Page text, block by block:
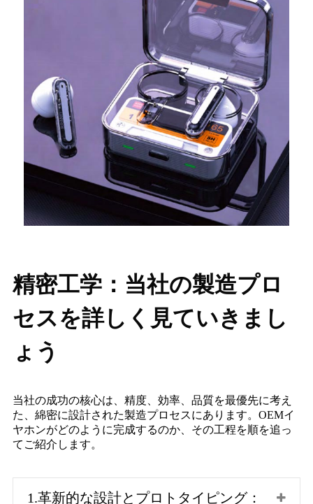
精密工学：当社の製造プロ
セスを詳しく見ていきまし
ょう
当社の成功の核心は、精度、効率、品質を最優先に考え
た、綿密に設計された製造プロセスにあります。OEMイ
ヤホンがどのように完成するのか、その工程を順を追っ
てご紹介します。
1.革新的な設計とプロトタイピング：